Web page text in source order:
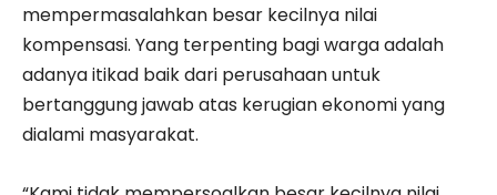
mempermasalahkan besar kecilnya nilai
kompensasi. Yang terpenting bagi warga adalah
adanya itikad baik dari perusahaan untuk
bertanggung jawab atas kerugian ekonomi yang
dialami masyarakat.